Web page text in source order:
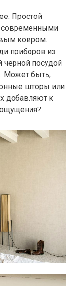
Простой
современными
ковром,
приборов из
посудой
Может быть,
шторы или
добавляют к